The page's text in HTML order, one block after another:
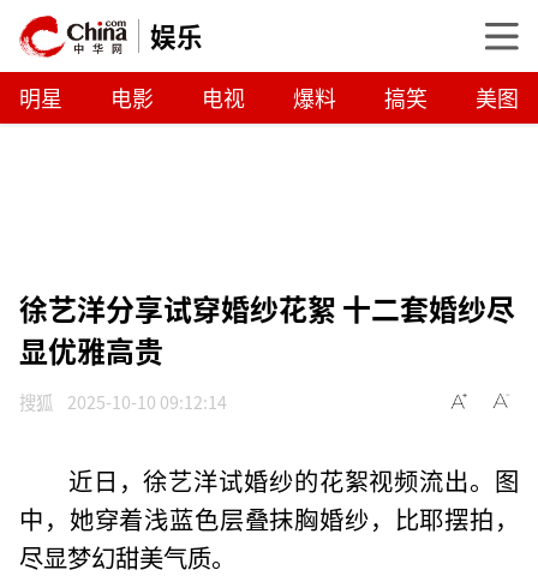
娱乐
明星 电影 电视 爆料 搞笑 美图
徐艺洋分享试穿婚纱花絮 十二套婚纱尽
显优雅高贵
搜狐 2025-10-10 09:12:14
近日，徐艺洋试婚纱的花絮视频流出。图
中，她穿着浅蓝色层叠抹胸婚纱，比耶摆拍，
尽显梦幻甜美气质。